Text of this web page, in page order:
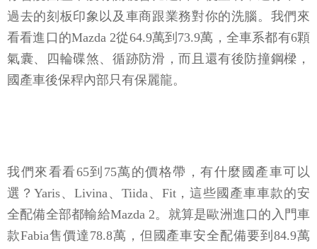
過去的刻板印象以及車商跟業務對你的洗腦。我們來
看看進口的Mazda 2從64.9萬到73.9萬，全車系都有6顆
氣囊、四輪碟煞、循跡防滑，而且還有後防撞鋼樑，
國產車後保稈內部只有保麗龍。
我們來看看65到75萬的價格帶，有什麼國產車可以
選？Yaris、Livina、Tiida、Fit，這些國產車車款的安
全配備全部都輸給Mazda 2。就算是歐洲進口的入門車
款Fabia售價達78.8萬，但國產車安全配備要到84.9萬